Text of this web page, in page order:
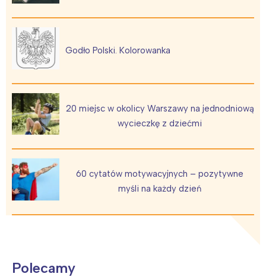
Godło Polski. Kolorowanka
20 miejsc w okolicy Warszawy na jednodniową
wycieczkę z dziećmi
60 cytatów motywacyjnych – pozytywne
myśli na każdy dzień
Polecamy